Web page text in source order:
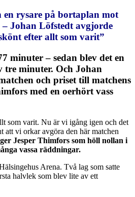
rysare på bortaplan mot
Johan Löfstedt avgjorde
efter allt som varit”
minuter – sedan blev det en
tre minuter. Och Johan
och priset till matchens
med en oerhört vass
som varit. Nu är vi igång igen och det
att vi orkar avgöra den här matchen
Jesper Thimfors som höll nollan i
vassa räddningar.
Arena. Två lag som satte
halvlek som blev lite av ett